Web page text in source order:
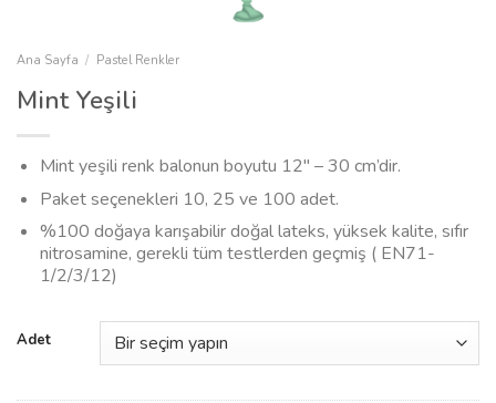
Ana Sayfa / Pastel Renkler
Mint Yeşili
Mint yeşili renk balonun boyutu 12″ – 30 cm’dir.
Paket seçenekleri 10, 25 ve 100 adet.
%100 doğaya karışabilir doğal lateks, yüksek kalite, sıfır
nitrosamine, gerekli tüm testlerden geçmiş ( EN71-
1/2/3/12)
Adet